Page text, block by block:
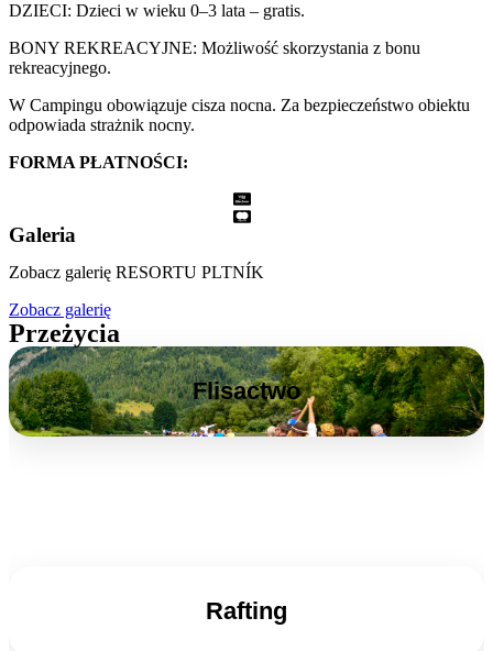
DZIECI: Dzieci w wieku 0–3 lata – gratis.
BONY REKREACYJNE: Możliwość skorzystania z bonu
rekreacyjnego.
W Campingu obowiązuje cisza nocna. Za bezpieczeństwo obiektu
odpowiada strażnik nocny.
FORMA PŁATNOŚCI:
Galeria
Zobacz galerię RESORTU PLTNÍK
Zobacz galerię
Przeżycia
Flisactwo
Rafting